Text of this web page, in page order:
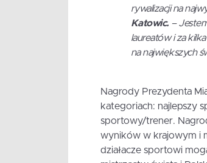
rywalizacji na
Katowic. –
laureatów i za
na największych
Nagrody Prezydenta
kategoriach: najlepszy
sportowy/trener.
wyników w krajowym i
działacze sportowi